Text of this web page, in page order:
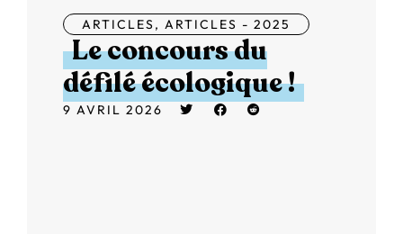
ARTICLES, ARTICLES - 2025
Le concours du
défilé écologique !
9 AVRIL 2026